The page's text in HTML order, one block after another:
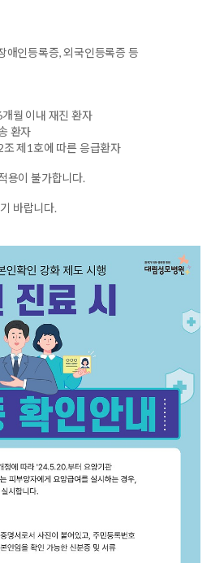
애인등록증, 외국인등록증 등
월 이내 재진 환자
환자
제1호에 따른 응급환자
용이 불가합니다.
바랍니다.